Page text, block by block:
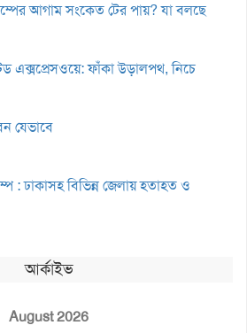
আগাম সংকেত টের পায়? যা বলছে
এক্সপ্রেসওয়ে: ফাঁকা উড়ালপথ, নিচে
যেভাবে
: ঢাকাসহ বিভিন্ন জেলায় হতাহত ও
আর্কাইভ
August 2026